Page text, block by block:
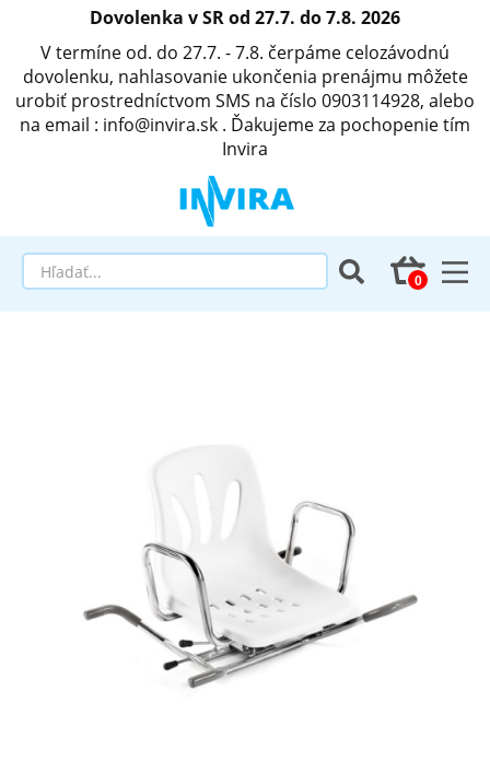
Dovolenka v SR od 27.7. do 7.8. 2026
V termíne od. do 27.7. - 7.8. čerpáme celozávodnú
dovolenku, nahlasovanie ukončenia prenájmu môžete
urobiť prostredníctvom SMS na číslo 0903114928, alebo
na email : info@invira.sk . Ďakujeme za pochopenie tím
Invira
Ostatné pomôcky
Zdravotnícke prístroje